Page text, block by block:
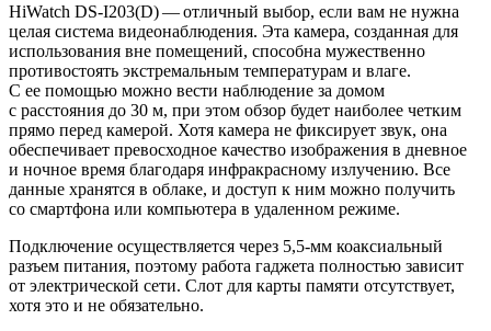
HiWatch DS-I203(D) — отличный выбор, если вам не нужна
целая система видеонаблюдения. Эта камера, созданная для
использования вне помещений, способна мужественно
противостоять экстремальным температурам и влаге.
С ее помощью можно вести наблюдение за домом
с расстояния до 30 м, при этом обзор будет наиболее четким
прямо перед камерой. Хотя камера не фиксирует звук, она
обеспечивает превосходное качество изображения в дневное
и ночное время благодаря инфракрасному излучению. Все
данные хранятся в облаке, и доступ к ним можно получить
со смартфона или компьютера в удаленном режиме.
Подключение осуществляется через 5,5-мм коаксиальный
разъем питания, поэтому работа гаджета полностью зависит
от электрической сети. Слот для карты памяти отсутствует,
хотя это и не обязательно.